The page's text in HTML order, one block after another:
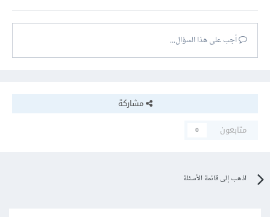
أجب على هذا السؤال...
مشاركة
متابعون
0
اذهب إلى قائمة الأسئلة